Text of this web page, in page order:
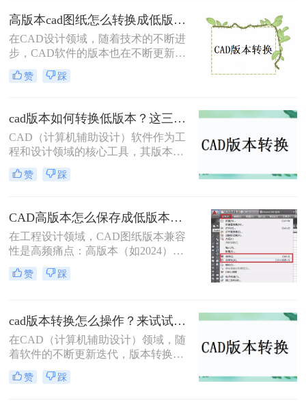
么cad版本太高了怎样降一下版本呢？
本文将介绍两种将CAD版本降级的方
法。
高版本cad图纸怎么转换成低版本？有这4种方法可以快速转换！
在CAD设计领域，随着技术的不断进
步，CAD软件的版本也在不断更新。
然而，由于某些特定的工作需求或设
备限制，我们有时需要将高版本的
在旧版本的CAD软件中能够正常打开
和编辑。那么高版本cad图纸怎么转换
成低版本呢？本文将详细介绍四种将
高版本CAD图纸转换为低版本的方
法，并给出具体的操作步骤和注意事
项。
赞 踩
cad版本如何转换低版本？这三个转换方法，你一定要学会！
CAD（计算机辅助设计）软件作为工
程和设计领域的核心工具，其版本迭
代频繁，不同版本之间在功能和兼容
性上存在差异。因此，有时我们需要
以便在旧版本的CAD软件中打开或编
辑。那么cad版本如何转换低版本呢？
以下是一些常用的方法来实现CAD版
本从高到低的转换。
赞 踩
CAD高版本怎么保存成低版本发给别人？5种安全有效方法实测！
在工程设计领域，CAD图纸版本兼容
性是高频痛点：高版本（如2024）文
件无法被低版本（如2018）打开，导
致协作中断、进度延误。许多用户盲
CAD高版本怎么保存成低版本发给别
人呢？本文基于AutoCAD 2024+系统
实测，系统梳理5种安全有效的版本
边界与关键细节，助您高效完成版本
赞 踩
cad版本转换怎么操作？来试试这二种实用方法吧！
在CAD（计算机辅助设计）领域，随
着软件的不断更新迭代，版本转换成
为了一个常见的需求。无论是出于兼
容性、文件格式要求，还是为了与旧
赞 踩